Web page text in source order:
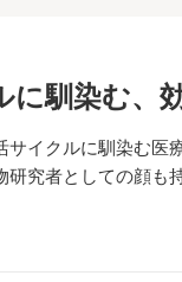
馴染む、
イクルに馴染む医
研究者としての顔